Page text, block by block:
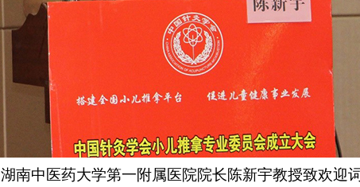
湖南中医药大学第一附属医院院长陈新宇教授致欢迎